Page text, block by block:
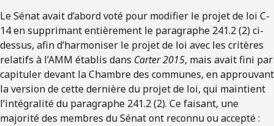
Le Sénat avait d’abord voté pour modifier le projet de loi C-
14 en supprimant entièrement le paragraphe 241.2 (2) ci-
dessus, afin d’harmoniser le projet de loi avec les critères
relatifs à l’AMM établis dans Carter 2015, mais avait fini par
capituler devant la Chambre des communes, en approuvant
la version de cette dernière du projet de loi, qui maintient
l’intégralité du paragraphe 241.2 (2). Ce faisant, une
majorité des membres du Sénat ont reconnu ou accepté :